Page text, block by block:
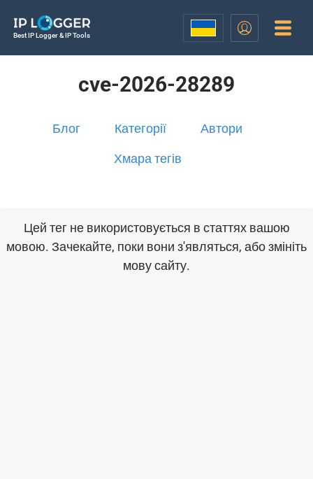
Best IP Logger & IP Tools
cve-2026-28289
Блог Категорії Автори
Хмара тегів